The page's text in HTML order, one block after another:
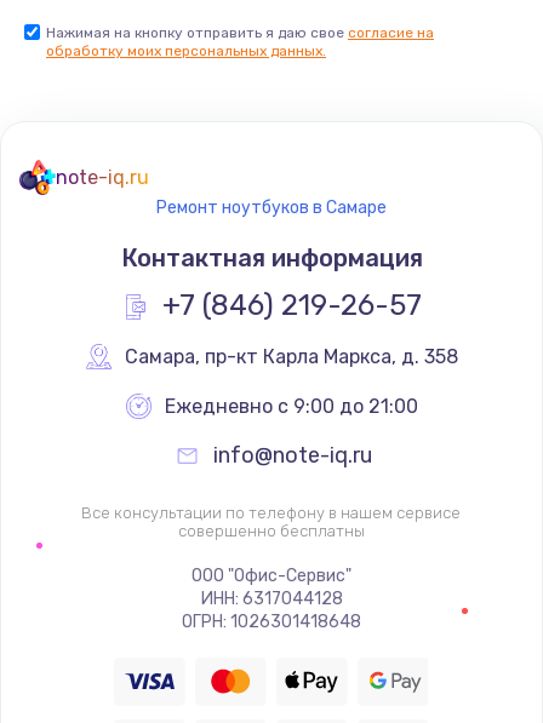
Нажимая на кнопку отправить я даю свое согласие на
обработку моих персональных данных.
note-iq.ru
Ремонт ноутбуков в Самаре
Контактная информация
+7 (846) 219-26-57
Самара, пр-кт Карла Маркса, д. 358
Ежедневно с 9:00 до 21:00
info@note-iq.ru
Все консультации по телефону в нашем сервисе
совершенно бесплатны
ООО "Офис-Сервис"
ИНН: 6317044128
ОГРН: 1026301418648